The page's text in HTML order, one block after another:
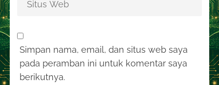
Simpan nama, email, dan situs web saya
pada peramban ini untuk komentar saya
berikutnya.